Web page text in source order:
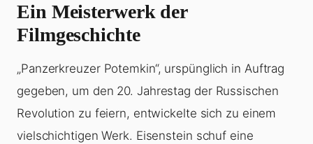
Ein Meisterwerk der
Filmgeschichte
„Panzerkreuzer Potemkin“, urspünglich in Auftrag
gegeben, um den 20. Jahrestag der Russischen
Revolution zu feiern, entwickelte sich zu einem
vielschichtigen Werk. Eisenstein schuf eine